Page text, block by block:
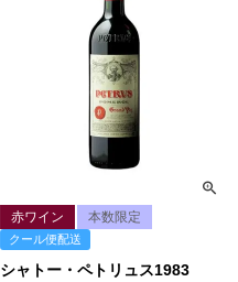
シャトー・ペトリュス1983
赤ワイン 本数限定
クール便配送